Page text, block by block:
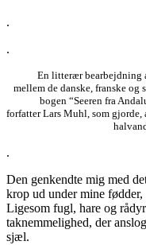
.
.
En litterær bearbejdning
mellem de danske, franske og
bogen “Seeren fra
forfatter Lars Muhl, som gjorde,
.
Den genkendte mig med
krop ud under mine
Ligesom fugl, hare og
taknemmelighed, der
sjæl.